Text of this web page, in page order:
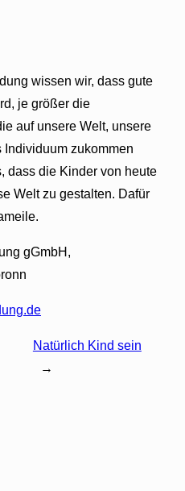
wissen wir, dass gute
je größer die
auf unsere Welt, unsere
zukommen
dass die Kinder von heute
Welt zu gestalten. Dafür
gGmbH,
Natürlich Kind sein
→